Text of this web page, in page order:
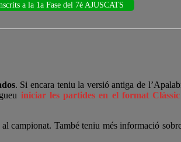
a la 1a Fase del 7è AJUSCATS
. Si encara teniu la versió antiga de
iniciar les partides en el format
campionat. També teniu més informació